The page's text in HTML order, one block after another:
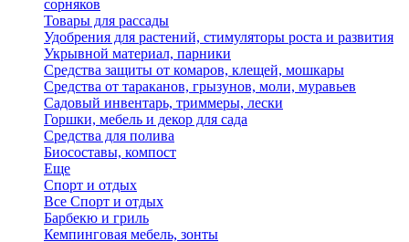
сорняков
Товары для рассады
Удобрения для растений, стимуляторы роста и развития
Укрывной материал, парники
Средства защиты от комаров, клещей, мошкары
Средства от тараканов, грызунов, моли, муравьев
Садовый инвентарь, триммеры, лески
Горшки, мебель и декор для сада
Средства для полива
Биосоставы, компост
Еще
Спорт и отдых
Все Спорт и отдых
Барбекю и гриль
Кемпинговая мебель, зонты